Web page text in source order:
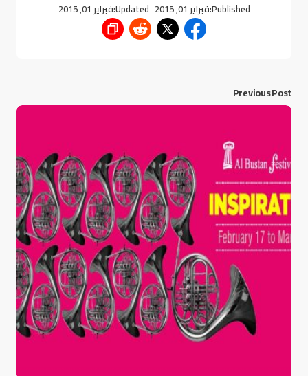
Published:فبراير 01, 2015 Updated:فبراير 01, 2015
Previous Post